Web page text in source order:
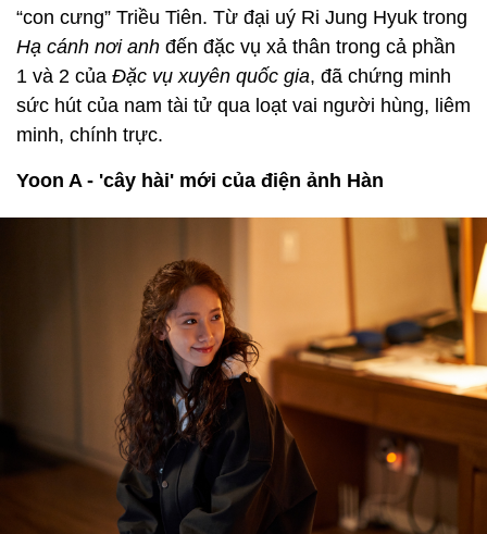
“con cưng” Triều Tiên. Từ đại uý Ri Jung Hyuk trong
Hạ cánh nơi anh đến đặc vụ xả thân trong cả phần
1 và 2 của Đặc vụ xuyên quốc gia, đã chứng minh
sức hút của nam tài tử qua loạt vai người hùng, liêm
minh, chính trực.
Yoon A - 'cây hài' mới của điện ảnh Hàn